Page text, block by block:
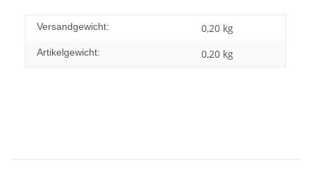
Versandgewicht: 0,20 kg
Artikelgewicht: 0,20 kg